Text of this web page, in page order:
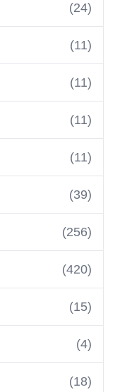
(24)
(11)
(11)
(11)
(11)
(39)
(256)
(420)
(15)
(4)
(18)